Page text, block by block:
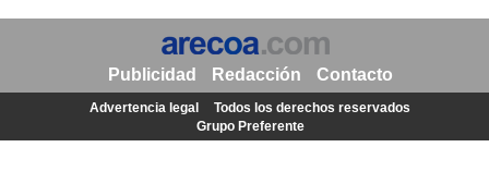
Publicidad Redacción Contacto
Advertencia legal
Todos los derechos reservados
Grupo Preferente